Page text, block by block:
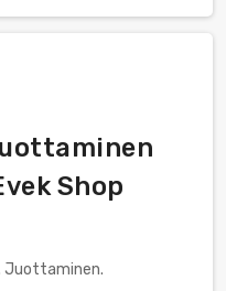
Shop
Juottaminen.